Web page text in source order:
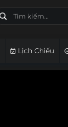
Lịch Chiếu